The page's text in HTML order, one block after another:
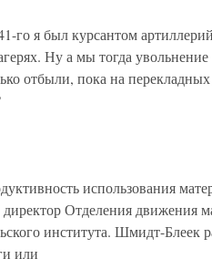
я был курсантом
Ну а мы тогда
отбыли, пока на перекладных
использования
Отделения движения
института. Шмидт-Блеек
или